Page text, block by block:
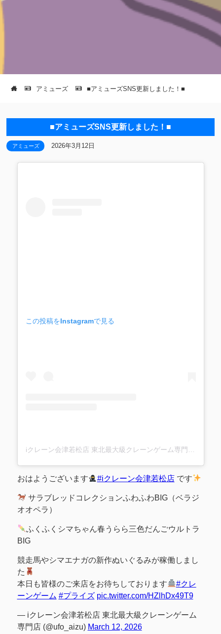
アミューズ ■アミューズSNS更新しました！■
■アミューズSNS更新しました！■
アミューズ 2026年3月12日
この投稿をInstagramで見る
おはようございます #iクレーン会津若松店です
サラブレッドコレクションふわふわBIG（ベラジ
オオペラ）
ふくふくシマちゃん春うらら三色だんごウルトラ
BIG
競走馬やシマエナガの新作ぬいぐるみが稼働しまし
た
本日も皆様のご来店をお待ちしております
#クレ
ーンゲーム #プライズ pic.twitter.com/HZlhDx49T9
— iクレーン会津若松店 東北最大級クレーンゲーム
専門店 (@ufo_aizu) March 12, 2026